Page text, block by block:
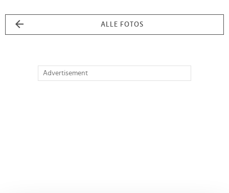
ALLE FOTOS
Advertisement